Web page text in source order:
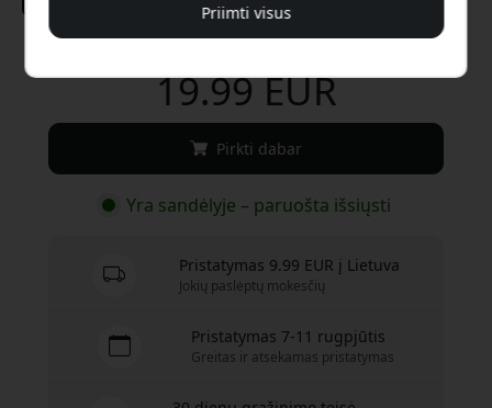
19.99 EUR
Pirkti dabar
Yra sandėlyje – paruošta išsiųsti
Pristatymas 9.99 EUR į Lietuva
Jokių paslėptų mokesčių
Pristatymas 7-11 rugpjūtis
Greitas ir atsekamas pristatymas
Priimti visus